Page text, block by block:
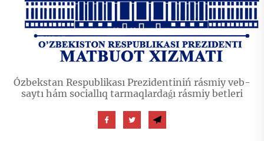
Ózbekstan Respublikası Prezidentiniń rásmiy veb-
saytı hám sociallıq tarmaqlardaǵı rásmiy betleri